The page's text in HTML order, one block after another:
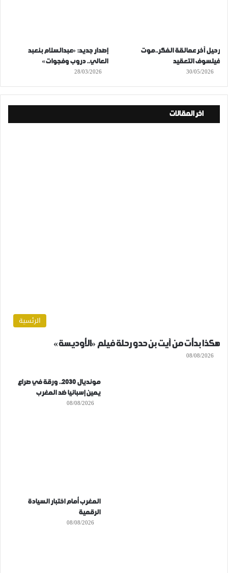
رحيل آخر عمالقة الفكر..موت
فيلسوف التعقيد
30/05/2026
إصدار جديد: «عبدالسلام بنعبد
العالي.. دروب وفجوات»
28/03/2026
اخر المقالات
الرئسية
هكذا بدأت من آيت بن حدو رحلة فيلم «الأوديسة»
08/08/2026
مونديال 2030.. ورقة في صراع
يمين إسبانيا ضد المغرب
08/08/2026
المغرب أمام اختبار السيادة
الرقمية
08/08/2026